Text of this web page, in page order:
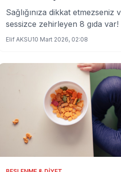
Sağlığınıza dikkat etmezseniz
sessizce zehirleyen 8 gıda var!
çileğin ilk sırada yer aldığını
Elif AKSU10 Mart 2026, 02:08